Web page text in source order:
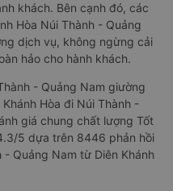
khách. Bên cạnh đó, các
Hòa Núi Thành - Quảng
dịch vụ, không ngừng cải
hảo cho hành khách.
- Quảng Nam giường
Hòa đi Núi Thành -
giá chung chất lượng Tốt
5 dựa trên 8446 phản hồi
Quảng Nam từ Diên Khánh